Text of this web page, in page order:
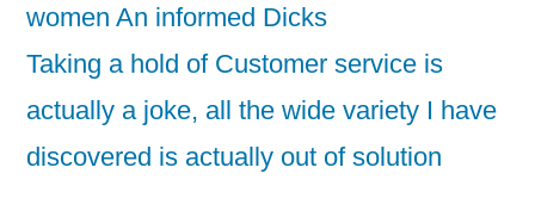
women An informed Dicks
Taking a hold of Customer service is
actually a joke, all the wide variety I have
discovered is actually out of solution